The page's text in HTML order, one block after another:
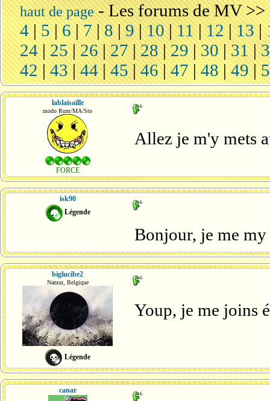
haut de page-Les forums de MV>>
4 |5 |6|7 |8|9|10|11| 12|13|
24|25|26|27|28|29|30|31|
42|43|44|45|46|47 |48 |49|
lablaisaille
modo Rum/MA/Sto
FORCE
Allez je m'y mets
isk90
Légende
Bonjour, je me
biglucibe2
Namur, Belgique
Légende
Youp, je me joins
canar